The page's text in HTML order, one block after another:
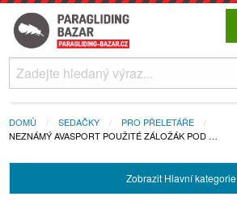
DOMŮ SEDAČKY
PRO PŘELETÁŘE
NEZNÁMÝ AVASPORT POUŽITÉ ZÁLOŽÁK POD …
Zobrazit Hlavní kategorie